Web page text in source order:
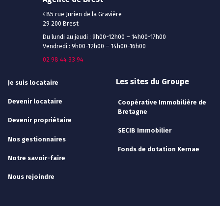
485 rue Jurien de la Gravière
29 200 Brest
Du lundi au jeudi : 9h00-12h00 – 14h00-17h00
Vendredi : 9h00-12h00 – 14h00-16h00
02 98 44 33 94
Je suis locataire
Devenir locataire
Devenir propriétaire
Nos gestionnaires
Notre savoir-faire
Nous rejoindre
Les sites du Groupe
Coopérative Immobilière de
Bretagne
SECIB Immobilier
Fonds de dotation Kernae